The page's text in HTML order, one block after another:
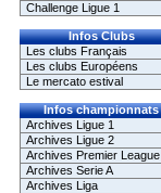
Challenge Ligue 1
Infos Clubs
Les clubs Français
Les clubs Européens
Le mercato estival
Infos championnats
Archives Ligue 1
Archives Ligue 2
Archives Premier League
Archives Serie A
Archives Liga